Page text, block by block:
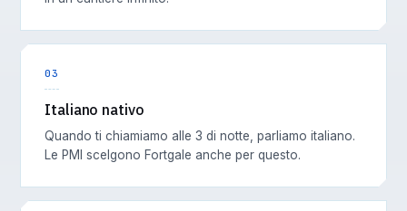
03
Italiano nativo
Quando ti chiamiamo alle 3 di notte, parliamo italiano.
Le PMI scelgono Fortgale anche per questo.